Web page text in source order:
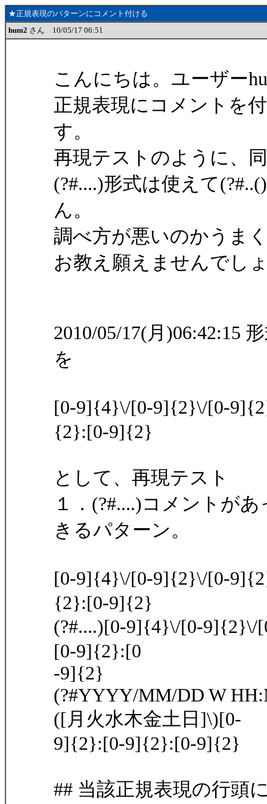
★正規表現のパターンにコメント付ける
hum2 さん 10/05/17 06:51
こんにちは。ユーザー
正規表現にコメントを
す。
再現テストのように、
(?#....)形式は使えて
ん。
調べ方が悪いのかうま
お教え願えませんでし
2010/05/17(月)06:42:15
を
[0-9]{4}\/[0-9]{2}\/[0-
{2}:[0-9]{2}
として、再現テスト
１．(?#....)コメントが
きるパターン。
[0-9]{4}\/[0-9]{2}\/[0-
{2}:[0-9]{2}
(?#....)[0-9]{4}\/[0-
[0-9]{2}:[0
-9]{2}
(?#YYYY/MM/DD W
([月火水木金土日]\)[0-
9]{2}:[0-9]{2}:[0-9]{2}
## 当該正規表現の行頭